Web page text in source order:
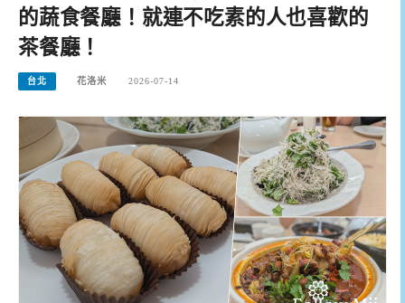
的蔬食餐廳！就連不吃素的人也喜歡的
茶餐廳！
台北 花洛米 2026-07-14